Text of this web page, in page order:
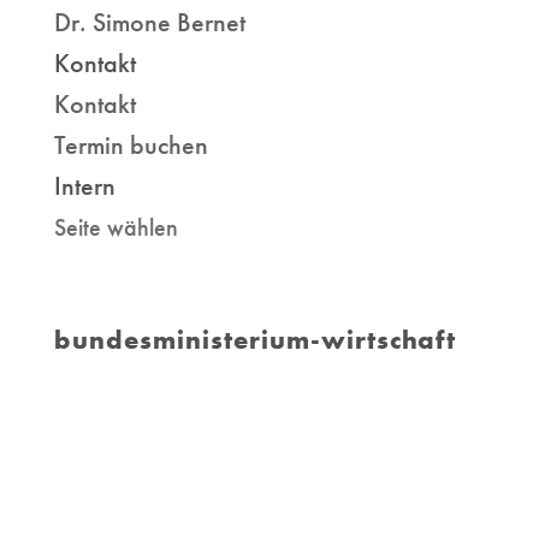
Dr. Simone Bernet
Kontakt
Kontakt
Termin buchen
Intern
Seite wählen
bundesministerium-wirtschaft